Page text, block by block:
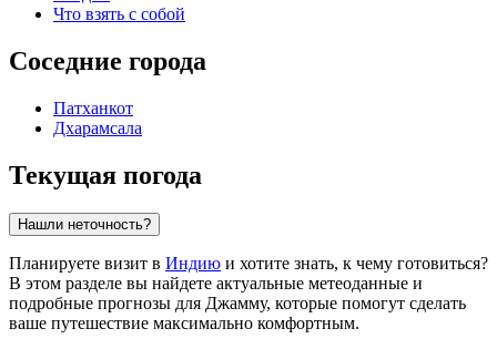
Что взять с собой
Соседние города
Патханкот
Дхарамсала
Текущая погода
Нашли неточность?
Планируете визит в Индию и хотите знать, к чему готовиться?
В этом разделе вы найдете актуальные метеоданные и
подробные прогнозы для Джамму, которые помогут сделать
ваше путешествие максимально комфортным.